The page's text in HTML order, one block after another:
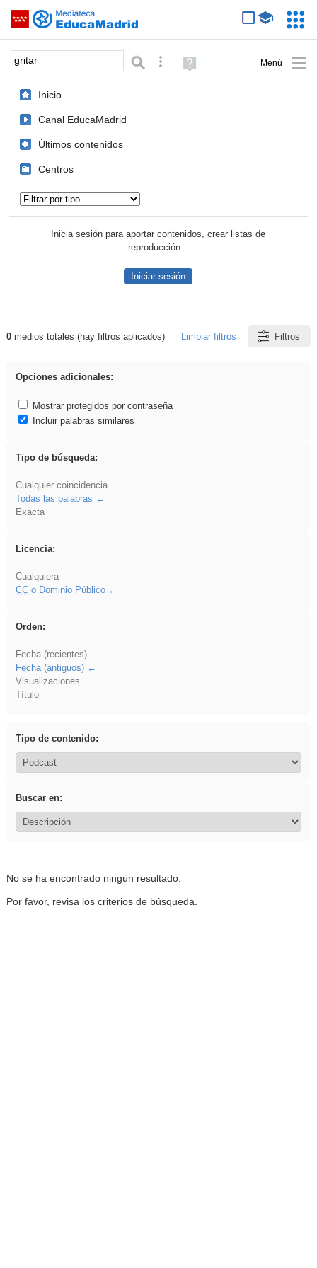
Saltar navegación
Palabra o frase: Búsqueda avanzada
Ayuda
(en
Inicio
Canal EducaMadrid
Últimos contenidos
Centros
Inicia sesión para aportar contenidos, crear listas de
reproducción...
Iniciar sesión
Resultados de: gritar
0medios totales (hay filtros aplicados) Limpiar filtros Filtros
Opciones adicionales:
Mostrar protegidos por contraseña
Incluir palabras similares
Tipo de búsqueda:
Cualquier coincidencia
Todas las palabras
Exacta
Licencia:
Cualquiera
CCo Dominio Público
Orden:
Fecha (recientes)
Fecha (antiguos)
Visualizaciones
Título
Tipo de contenido:
Buscar en:
No se ha encontrado ningún resultado.
Por favor, revisa los criterios de búsqueda.